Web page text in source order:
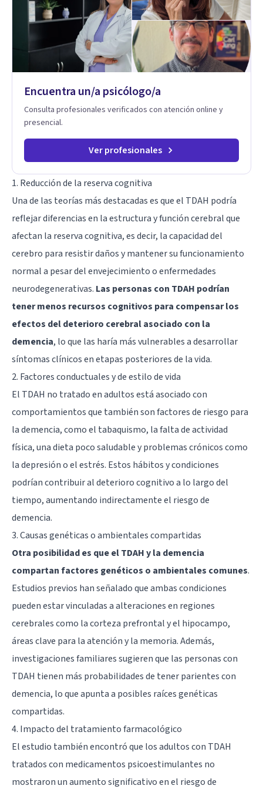
de la psicología con un enfoque informado en trauma para
ayudar a mis clientes a comprender sus conflictos internos,
fortalecer sus recursos personales, desarrollar nuevas
estrategias de afrontamiento y avanzar con mayor claridad,
resiliencia y bienestar. Creo profundamente en la
autoconciencia como un camino fundamental para la
auténtica y significativa.
Encuentra un/a psicólogo/a
Consulta profesionales verificados con atención online y
presencial.
Ver profesionales
1. Reducción de la reserva cognitiva
Una de las teorías más destacadas es que el TDAH podría
reflejar diferencias en la estructura y función cerebral que
afectan la reserva cognitiva, es decir, la capacidad del
cerebro para resistir daños y mantener su funcionamiento
normal a pesar del envejecimiento o enfermedades
neurodegenerativas. Las personas con TDAH podrían
tener menos recursos cognitivos para compensar los
efectos del deterioro cerebral asociado con la
demencia, lo que las haría más vulnerables a desarrollar
síntomas clínicos en etapas posteriores de la vida.
2. Factores conductuales y de estilo de vida
El TDAH no tratado en adultos está asociado con
comportamientos que también son factores de riesgo para
la demencia, como el tabaquismo, la falta de actividad
física, una dieta poco saludable y problemas crónicos como
la depresión o el estrés. Estos hábitos y condiciones
podrían contribuir al deterioro cognitivo a lo largo del
tiempo, aumentando indirectamente el riesgo de
demencia.
3. Causas genéticas o ambientales compartidas
Otra posibilidad es que el TDAH y la demencia
compartan factores genéticos o ambientales comunes.
Estudios previos han señalado que ambas condiciones
pueden estar vinculadas a alteraciones en regiones
cerebrales como la corteza prefrontal y el hipocampo,
áreas clave para la atención y la memoria. Además,
investigaciones familiares sugieren que las personas con
TDAH tienen más probabilidades de tener parientes con
demencia, lo que apunta a posibles raíces genéticas
compartidas.
4. Impacto del tratamiento farmacológico
El estudio también encontró que los adultos con TDAH
tratados con medicamentos psicoestimulantes no
mostraron un aumento significativo en el riesgo de